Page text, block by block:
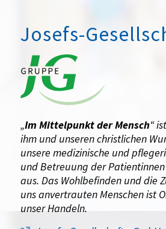
Josefs-
„Im Mittelpunkt der Mensch“
ihm und unseren christlichen
unsere medizinische und
und Betreuung der
aus. Das Wohlbefinden und die
uns anvertrauten Menschen ist
unser Handeln.